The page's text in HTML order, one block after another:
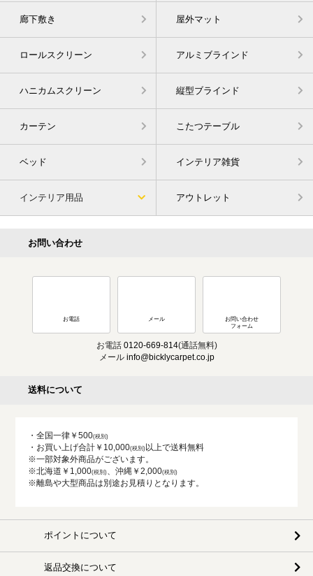
廊下敷き 屋外マット
ロールスクリーン アルミブラインド
ハニカムスクリーン 縦型ブラインド
カーテン こたつテーブル
ベッド インテリア雑貨
インテリア用品 アウトレット
お問い合わせ
お電話 メール
お問い合わせ
フォーム
お電話 0120-669-814(通話無料)
メール info@bicklycarpet.co.jp
送料について
・全国一律￥500
・お買い上げ合計￥10,000
以上で送料無料
※一部対象外商品がございます。
※北海道￥1,000
、沖縄￥2,000
※離島や大型商品は別途お見積りとなります。
ポイントについて
返品交換について